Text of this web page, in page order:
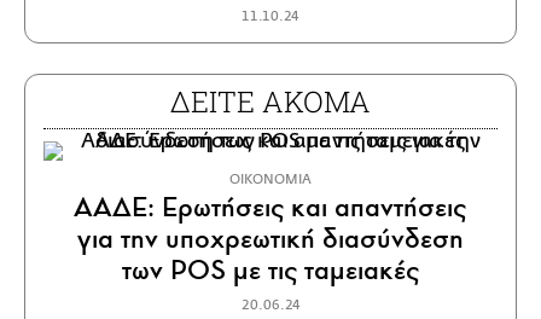
11.10.24
ΔΕΙΤΕ ΑΚΟΜΑ
ΟΙΚΟΝΟΜΙΑ
ΑΑΔΕ: Ερωτήσεις και απαντήσεις
για την υποχρεωτική διασύνδεση
των POS με τις ταμειακές
20.06.24